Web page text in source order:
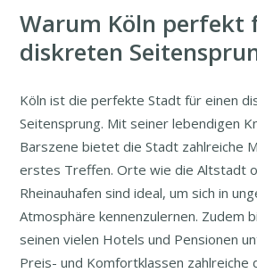
Warum Köln perfekt
diskreten
Köln ist die perfekte Stadt für einen
Seitensprung. Mit seiner lebendigen
Barszene bietet die Stadt zahlreiche
erstes Treffen. Orte wie die Altstadt
Rheinauhafen sind ideal, um sich in
Atmosphäre kennenzulernen. Zudem
seinen vielen Hotels und Pensionen
Preis- und Komfortklassen zahlreiche